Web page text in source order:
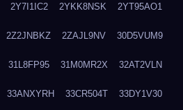
2Y7I1IC2 2YKK8NSK 2YT95AO1
2Z2JNBKZ 2ZAJL9NV 30D5VUM9
31L8FP95 31M0MR2X 32AT2VLN
33ANXYRH 33CR504T 33DY1V30